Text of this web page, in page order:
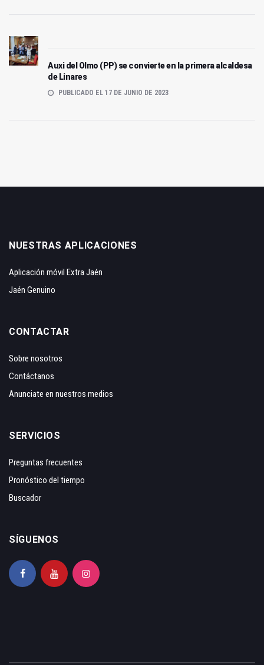
Auxi del Olmo (PP) se convierte en la primera alcaldesa
de Linares
PUBLICADO EL 17 DE JUNIO DE 2023
NUESTRAS APLICACIONES
Aplicación móvil Extra Jaén
Jaén Genuino
CONTACTAR
Sobre nosotros
Contáctanos
Anunciate en nuestros medios
SERVICIOS
Preguntas frecuentes
Pronóstico del tiempo
Buscador
SÍGUENOS